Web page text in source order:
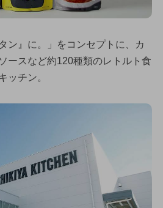
ン』に。」をコンセプトに、カ
ースなど約120種類のレトルト食
ッチン。